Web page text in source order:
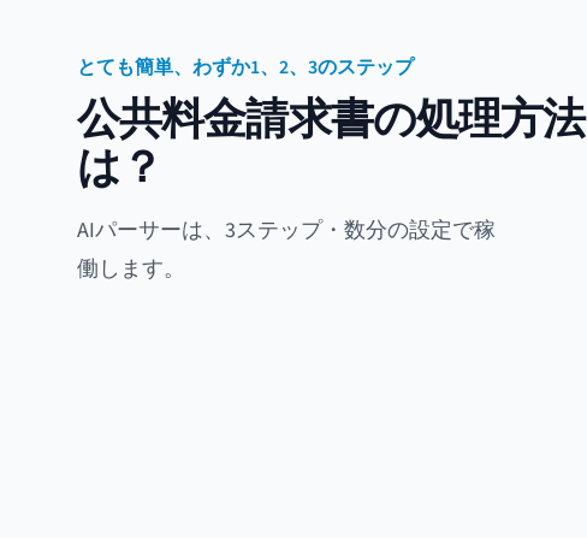
とても簡単、わずか1、2、3のステップ
公共料金請求書の処理方法
は？
AIパーサーは、3ステップ・数分の設定で稼
働します。